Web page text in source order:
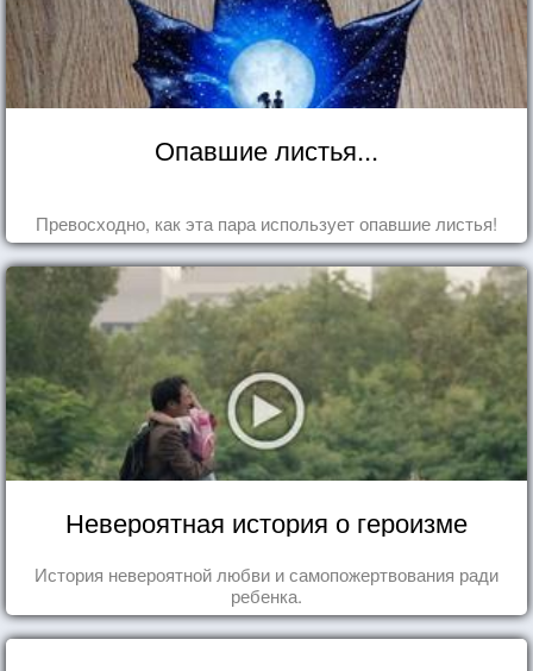
Опавшие листья...
Превосходно, как эта пара использует опавшие листья!
Невероятная история о героизме
История невероятной любви и самопожертвования ради
ребенка.